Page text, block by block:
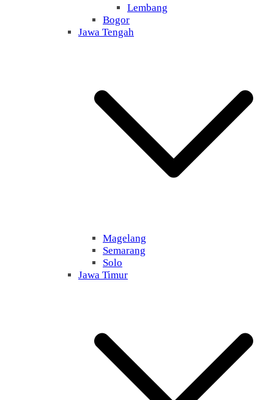
Lembang
Bogor
Jawa Tengah
Magelang
Semarang
Solo
Jawa Timur